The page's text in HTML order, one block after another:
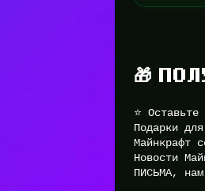
🎁
⭐
Подарки
Майнкрафт
Новости
ПИСЬМА,